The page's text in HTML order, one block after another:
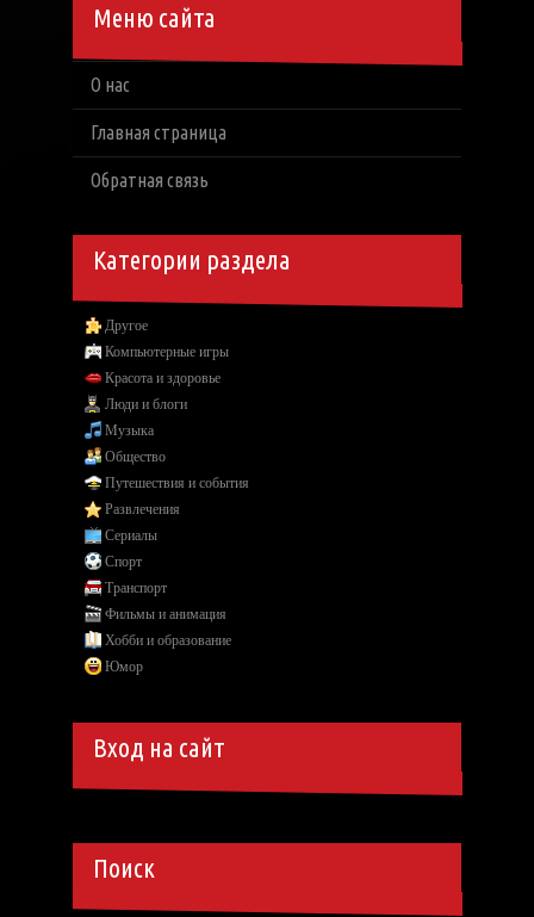
Меню сайта
О нас
Главная страница
Обратная связь
Категории раздела
Другое
Компьютерные игры
Красота и здоровье
Люди и блоги
Музыка
Общество
Путешествия и события
Развлечения
Сериалы
Спорт
Транспорт
Фильмы и анимация
Хобби и образование
Юмор
Вход на сайт
Поиск